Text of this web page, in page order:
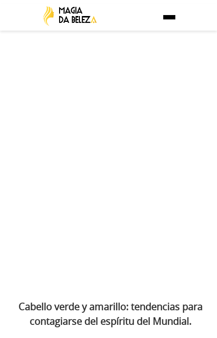
Cabello verde y amarillo: tendencias para
contagiarse del espíritu del Mundial.